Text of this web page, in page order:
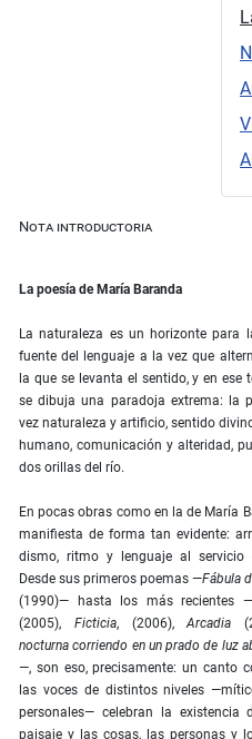
Nota introductoria
La poesía de María Baranda
La naturaleza es un horizonte para
fuente del lenguaje a la vez que
la que se levanta el sentido, y en ese
se dibuja una paradoja extrema: la
vez naturaleza y artificio, sentido
hu­mano, comunicación y alteridad,
dos orillas del río.
En pocas obras como en la de María
manifiesta de forma tan evidente:
dismo, ritmo y lenguaje al servicio
Desde sus primeros poemas —Fábula
(1990)— hasta los más recientes —
(2005), Ficticia, (2006),Arcadia
nocturna corriendo en un prado de luz
—, son eso, precisamente: un canto
las voces de distintos niveles
personales— celebran la existen­cia
paisaje y las cosas, las personas y